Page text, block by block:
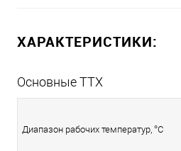
ХАРАКТЕРИСТИКИ:
Основные ТТХ
Диапазон рабочих температур, °С